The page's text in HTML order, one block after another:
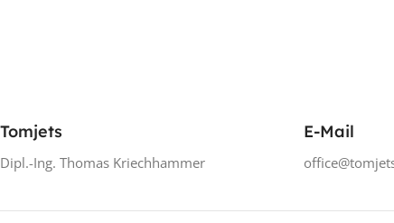
Tomjets
Dipl.-Ing. Thomas Kriechhammer
E-Mail